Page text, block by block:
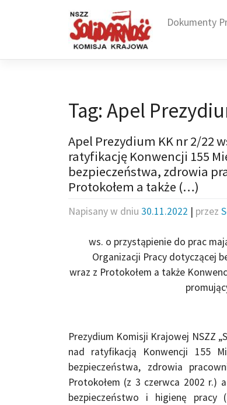
Dokumenty
Tag: Apel
Apel Prezydium KK nr 2/22
ratyfikację Konwencji 155
bezpieczeństwa, zdrowia
Protokołem a także (…)
Napisany w dniu 30.11.2022 | przez
ws. o przystąpienie do prac
Organizacji Pracy dotyczącej
wraz z Protokołem a także
Prezydium Komisji Krajowej NSZZ
nad ratyfikacją Konwencji 155
bezpieczeństwa, zdrowia
Protokołem (z 3 czerwca 2002 r.)
bezpieczeństwo i higienę